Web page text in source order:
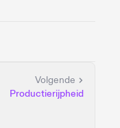
Volgende
Productierijpheid